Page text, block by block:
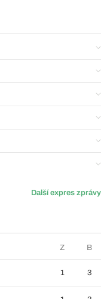
Další expres zprávy
Z B
1 3